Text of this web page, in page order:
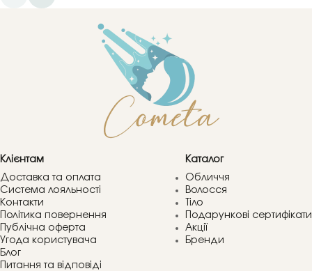
Клієнтам
Доставка та оплата
Система лояльності
Контакти
Політика повернення
Публічна оферта
Угода користувача
Блог
Питання та відповіді
Каталог
Обличчя
Волосся
Тіло
Подарункові сертифікати
Акції
Бренди